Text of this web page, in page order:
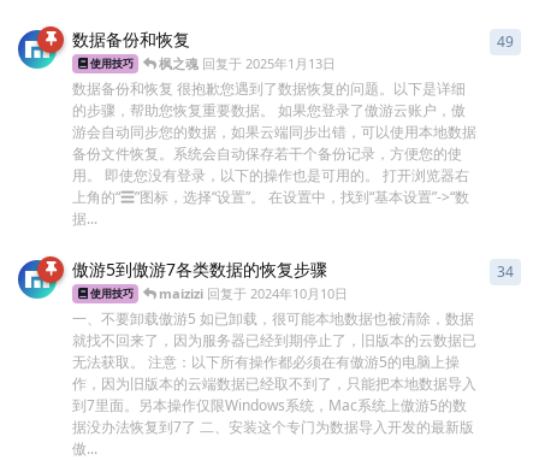
数据备份和恢复
使用技巧 枫之魂 回复于2025年1月13日
数据备份和恢复 很抱歉您遇到了数据恢复的问题。以下是详细
的步骤，帮助您恢复重要数据。 如果您登录了傲游云账户，傲
游会自动同步您的数据，如果云端同步出错，可以使用本地数据
备份文件恢复。系统会自动保存若干个备份记录，方便您的使
用。 即使您没有登录，以下的操作也是可用的。 打开浏览器右
上角的“☰”图标，选择“设置”。 在设置中，找到“基本设置”->“数
据...
49
傲游5到傲游7各类数据的恢复步骤
使用技巧 maizizi 回复于2024年10月10日
一、不要卸载傲游5 如已卸载，很可能本地数据也被清除，数据
就找不回来了，因为服务器已经到期停止了，旧版本的云数据已
无法获取。 注意：以下所有操作都必须在有傲游5的电脑上操
作，因为旧版本的云端数据已经取不到了，只能把本地数据导入
到7里面。另本操作仅限Windows系统，Mac系统上傲游5的数
据没办法恢复到7了 二、安装这个专门为数据导入开发的最新版
傲...
34